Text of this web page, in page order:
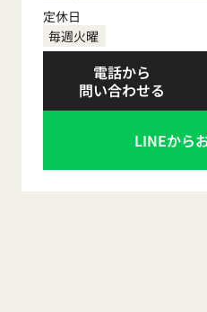
定休日
毎週火曜
電話から
問い合わせる
LINEから